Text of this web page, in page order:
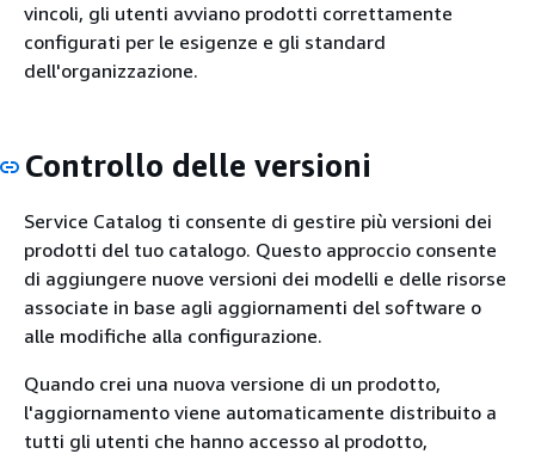
vincoli, gli utenti avviano prodotti correttamente
configurati per le esigenze e gli standard
dell'organizzazione.
Controllo delle versioni
Service Catalog ti consente di gestire più versioni dei
prodotti del tuo catalogo. Questo approccio consente
di aggiungere nuove versioni dei modelli e delle risorse
associate in base agli aggiornamenti del software o
alle modifiche alla configurazione.
Quando crei una nuova versione di un prodotto,
l'aggiornamento viene automaticamente distribuito a
tutti gli utenti che hanno accesso al prodotto,